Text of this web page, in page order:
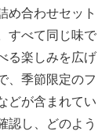
め合わせセット
すべて同じ味で
る楽しみを広げ
、季節限定のフ
どが含まれてい
認し、どのよう